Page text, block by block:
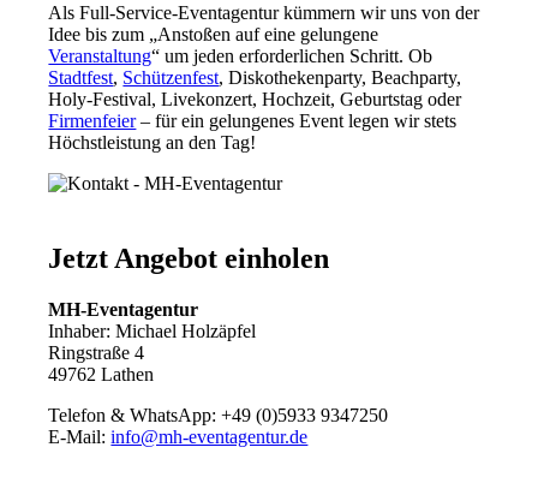
Als Full-Service-Eventagentur kümmern wir uns von der
Idee bis zum „Anstoßen auf eine gelungene
Veranstaltung“ um jeden erforderlichen Schritt. Ob
Stadtfest, Schützenfest, Diskothekenparty, Beachparty,
Holy-Festival, Livekonzert, Hochzeit, Geburtstag oder
Firmenfeier– für ein gelungenes Event legen wir stets
Höchstleistung an den Tag!
Jetzt Angebot einholen
MH-Eventagentur
Inhaber: Michael Holzäpfel
Ringstraße 4
49762 Lathen
Telefon & WhatsApp: +49 (0)5933 9347250
E-Mail:info@mh-eventagentur.de